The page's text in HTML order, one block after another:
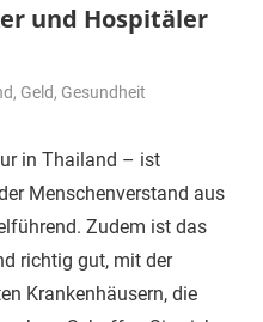
und Hospitäler
, Geld, Gesundheit
in Thailand – ist
Menschenverstand aus
Zudem ist das
richtig gut, mit der
Krankenhäusern, die